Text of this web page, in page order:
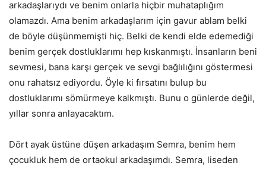
arkadaşlarıydı ve benim onlarla hiçbir muhataplığım
olamazdı. Ama benim arkadaşlarım için gavur ablam belki
de böyle düşünmemişti hiç. Belki de kendi elde edemediği
benim gerçek dostluklarımı hep kıskanmıştı. İnsanların beni
sevmesi, bana karşı gerçek ve sevgi bağlılığını göstermesi
onu rahatsız ediyordu. Öyle ki fırsatını bulup bu
dostluklarımı sömürmeye kalkmıştı. Bunu o günlerde değil,
yıllar sonra anlayacaktım.
Dört ayak üstüne düşen arkadaşım Semra, benim hem
çocukluk hem de ortaokul arkadaşımdı. Semra, liseden